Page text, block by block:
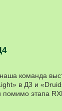
команда
в Д3 и
этапа